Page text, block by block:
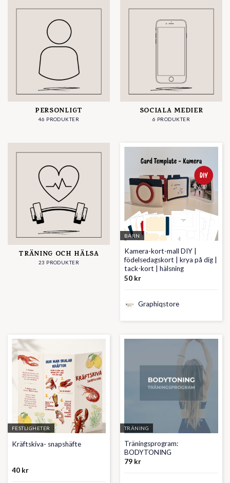
PERSONLIGT
46 PRODUKTER
SOCIALA MEDIER
6 PRODUKTER
TRÄNING OCH HÄLSA
23 PRODUKTER
BARN
Kamera-kort-mall DIY |
födelsedagskort | krya på dig |
tack-kort | hälsning
50 kr
Graphiqstore
FESTLIGHETER
Kräftskiva- snapshäfte
40 kr
TRÄNING
Träningsprogram:
BODYTONING
79 kr